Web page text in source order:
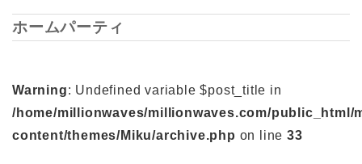
ホームパーティ
Warning: Undefined variable $post_title in
/home/millionwaves/millionwaves.com/public_html/
content/themes/Miku/archive.php on line33